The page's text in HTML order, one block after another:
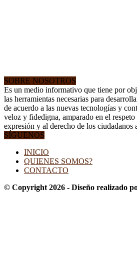
SOBRE NOSOTROS
Es un medio informativo que tiene por
las herramientas necesarias para
de acuerdo a las nuevas tecnologías y
veloz y fidedigna, amparado en el
expresión y al derecho de los ciudadanos
SÍGUENOS
INICIO
QUIENES SOMOS?
CONTACTO
© Copyright 2026 - Diseño realizado